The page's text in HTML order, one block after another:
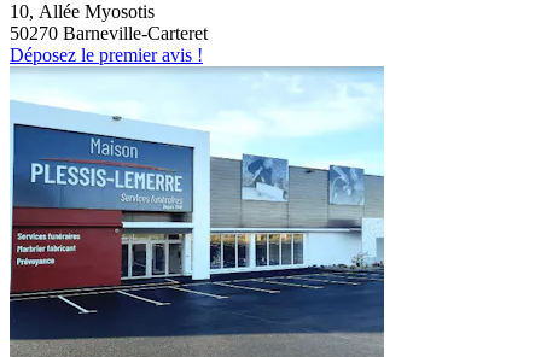
10, Allée Myosotis
50270 Barneville-Carteret
Déposez le premier avis !